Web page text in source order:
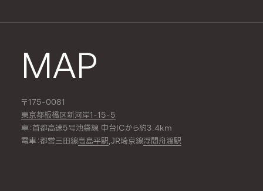
MAP
〒175-0081
東京都板橋区新河岸1-15-5
車：首都高速5号池袋線 中台ICから約3.4km
電車：都営三田線高島平駅,JR埼京線浮間舟渡駅